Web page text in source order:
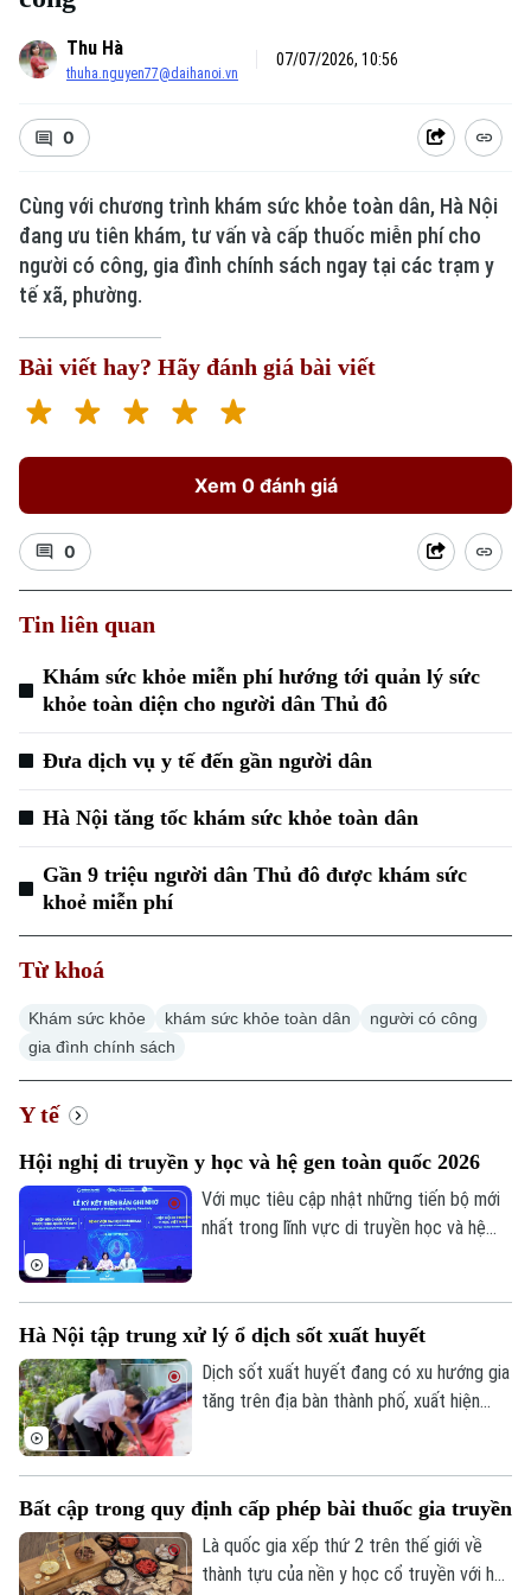
Xu hướng
Thu Hà
thuha.nguyen77@daihanoi.vn
07/07/2026, 10:56
0
Cùng với chương trình khám sức khỏe toàn dân, Hà Nội
đang ưu tiên khám, tư vấn và cấp thuốc miễn phí cho
người có công, gia đình chính sách ngay tại các trạm y
tế xã, phường.
Bài viết hay? Hãy đánh giá bài viết
Xem 0 đánh giá
0
Tin liên quan
Khám sức khỏe miễn phí hướng tới quản lý sức
khỏe toàn diện cho người dân Thủ đô
Đưa dịch vụ y tế đến gần người dân
Hà Nội tăng tốc khám sức khỏe toàn dân
Gần 9 triệu người dân Thủ đô được khám sức
khoẻ miễn phí
Từ khoá
Khám sức khỏe khám sức khỏe toàn dân
người có công
gia đình chính sách
Y tế
Hội nghị di truyền y học và hệ gen toàn quốc 2026
Với mục tiêu cập nhật những tiến bộ mới
nhất trong lĩnh vực di truyền học và hệ
2026 với chủ đề "Hệ gen, Di truyền Y học
và các tiến bộ trong chẩn đoán, phòng và
điều trị bệnh".
Hà Nội tập trung xử lý ổ dịch sốt xuất huyết
Dịch sốt xuất huyết đang có xu hướng gia
tăng trên địa bàn thành phố, xuất hiện
Thọ.
Bất cập trong quy định cấp phép bài thuốc gia truyền
Là quốc gia xếp thứ 2 trên thế giới về
thành tựu của nền y học cổ truyền với hơn